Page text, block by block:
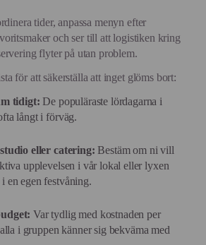
tider, anpassa menyn efter
och ser till att logistiken kring
flyter på utan problem.
för att säkerställa att inget glöms bort:
tidigt:De populäraste lördagarna i
långt i förväg.
eller catering:Bestäm om ni vill
upplevelsen i vår lokal eller lyxen
en egen festvåning.
Var tydlig med kostnaden per
i gruppen känner sig bekväma med